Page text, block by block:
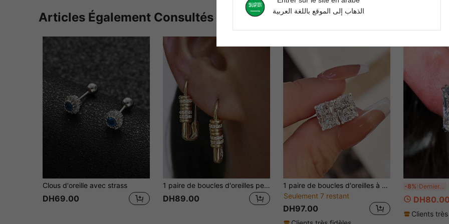
Articles Également Consultés
Clous d'oreille avec strass
DH69.00
1 paire de boucles d'oreilles pendantes en alliage de cuivre doré, boucles d'oreilles de luxe polyvalentes hypoallergéniques pour femmes, convenant pour un port quotidien, des fêtes, des rendez-vous, des vacances et d'autres occasions
DH89.00
1 paire de boucles d'oreilles à clous en zirconium cubique romantiques, convenant aux femmes pour assister aux fêtes, aux fiançailles, aux anniversaires et autres occasions, également un cadeau idéal pour la Saint-Valentin.
Seulement 7 restant
DH97.00
-8% Dernier jour
Clients
الذهاب إلى الموقع باللغة العربية